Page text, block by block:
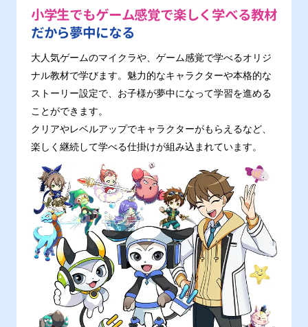
小学生でもゲーム感覚で楽しく学べる教材
だから夢中になる
大人気ゲームのマイクラや、ゲーム感覚で学べるオリジ
ナル教材で学びます。魅力的なキャラクターや本格的な
ストーリー設定で、お子様が夢中になって学習を進める
ことができます。
クリアやレベルアップでキャラクターがもらえるなど、
楽しく継続して学べる仕掛けが組み込まれています。